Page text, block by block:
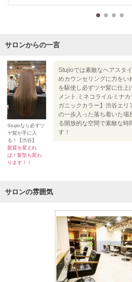
サロンからの一言
Stujioなら必ずツ
ヤ髪が手に入
る！【渋谷】
髪質を変えれ
ば！髪型も変わ
ります！！
Stujioでは素敵なヘアスタ
めカウンセリングに力をい
を駆使し必ずツヤ髪に仕上
メント.ミネコライルミナ
ガニックカラー】渋谷エリ
の一歩入った落ち着いた
る開放的な空間で素敵な時
す！
サロンの雰囲気